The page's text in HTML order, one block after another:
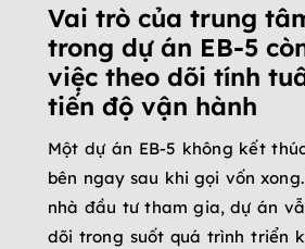
Vai trò của trung
trong dự án EB-5
việc theo dõi tính
tiến độ vận hành
Một dự án EB-5 không kết
bên ngay sau khi gọi vốn
nhà đầu tư tham gia, dự án
dõi trong suốt quá trình triển